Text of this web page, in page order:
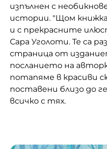
изпълнен с
истории. "Щом
и с прекрасните
Сара Уголоти. Те са
страница от
посланието на
потапяме в красиви
поставени близо до
всичко с тях.